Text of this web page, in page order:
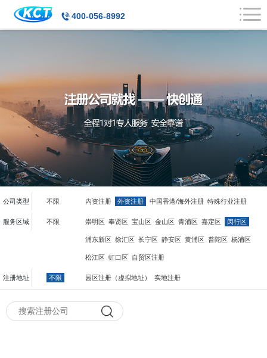
400-056-8992
公司类型 不限 内资注册 外资注册 中国香港/海外注册 特殊行业注册
服务区域 不限 崇明区 奉贤区 宝山区 金山区 青浦区 嘉定区 闵行区
浦东新区 徐汇区 长宁区 静安区 黄浦区 普陀区 杨浦区
松江区 虹口区 自贸区注册
注册地址 不限 园区注册（虚拟地址） 实地注册